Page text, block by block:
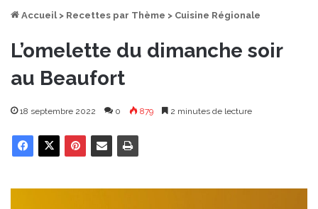
Accueil > Recettes par Thème > Cuisine Régionale
L’omelette du dimanche soir
au Beaufort
18 septembre 2022 0 879 2 minutes de lecture